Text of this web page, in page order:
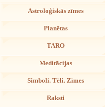
Astroloģiskās zīmes
Planētas
TARO
Meditācijas
Simboli. Tēli. Zīmes
Raksti